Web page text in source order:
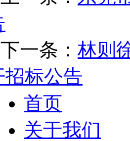
下一条： 林则
招标公告
首页
关于我们